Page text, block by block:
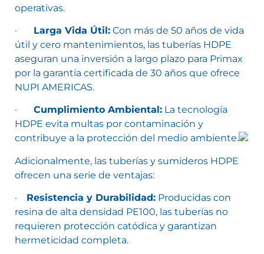
operativas.
· Larga Vida Útil: Con más de 50 años de vida
útil y cero mantenimientos, las tuberías HDPE
aseguran una inversión a largo plazo para Primax
por la garantía certificada de 30 años que ofrece
NUPI AMERICAS.
· Cumplimiento Ambiental: La tecnología
HDPE evita multas por contaminación y
contribuye a la protección del medio ambiente.
Adicionalmente, las tuberías y sumideros HDPE
ofrecen una serie de ventajas:
· Resistencia y Durabilidad: Producidas con
resina de alta densidad PE100, las tuberías no
requieren protección catódica y garantizan
hermeticidad completa.